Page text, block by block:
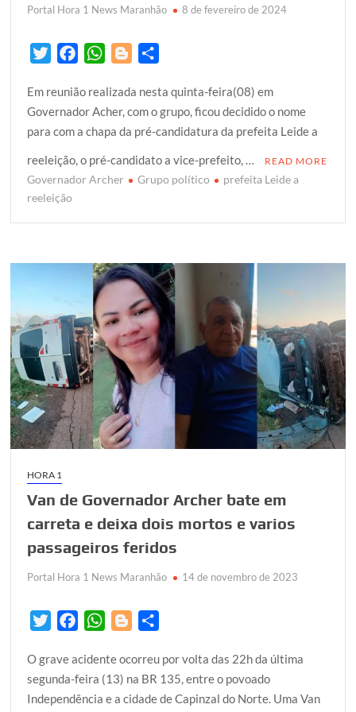
Portal Hora 1 News Maranhão 8 de fevereiro de 2024
i
t
t
e
r
c
e
b
o
o
W
a
t
s
A
p
o
g
g
e
r
a
r
e
Em reunião realizada nesta quinta-feira(08) em
Governador Acher, com o grupo, ficou decidido o nome
para com a chapa da pré-candidatura da prefeita Leide a
reeleição, o pré-candidato a vice-prefeito, …
READ MORE
Governador Archer Grupo político
prefeita Leide a
reeleição
HORA 1
Van de Governador Archer bate em
carreta e deixa dois mortos e varios
passageiros feridos
Portal Hora 1 News Maranhão 14 de novembro de 2023
i
t
t
c
e
b
W
a
t
s
o
g
g
a
r
e
O grave acidente ocorreu por volta das 22h da última
segunda-feira (13) na BR 135, entre o povoado
Independência e a cidade de Capinzal do Norte. Uma Van